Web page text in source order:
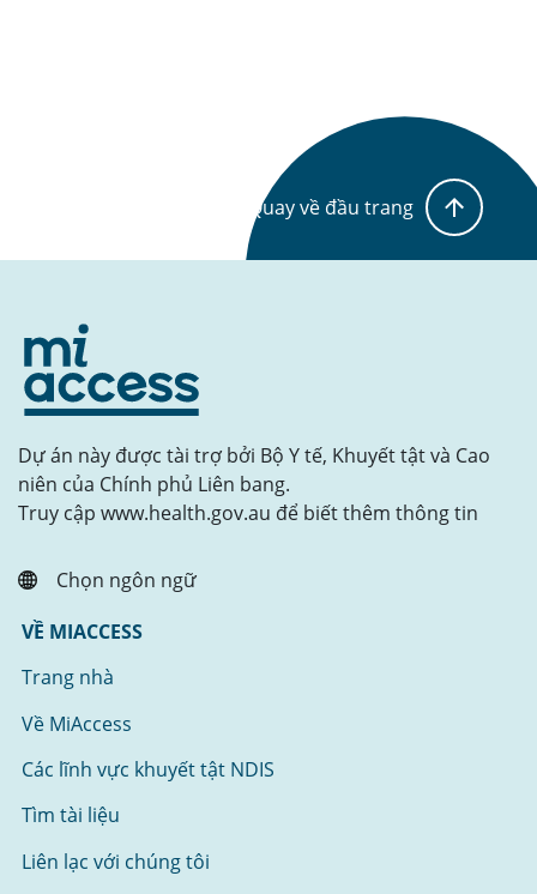
Quay về đầu trang
Dự án này được tài trợ bởi Bộ Y tế, Khuyết tật và Cao
niên của Chính phủ Liên bang.
Truy cập www.health.gov.au để biết thêm thông tin
Chọn ngôn ngữ
VỀ MIACCESS
Trang nhà
Về MiAccess
Các lĩnh vực khuyết tật NDIS
Tìm tài liệu
Liên lạc với chúng tôi